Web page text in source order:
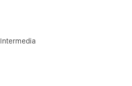
Intermedia